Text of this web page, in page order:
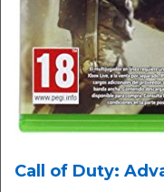
Call of Duty: